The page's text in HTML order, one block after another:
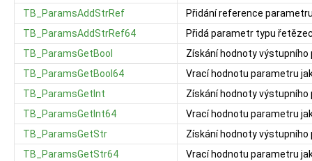
TB_ParamsAddStrRef
Přidání reference
TB_ParamsAddStrRef64
Přidá parametr typu
TB_ParamsGetBool
Získání hodnoty
TB_ParamsGetBool64
Vrací hodnotu parametru
TB_ParamsGetInt
Získání hodnoty
TB_ParamsGetInt64
Vrací hodnotu parametru
TB_ParamsGetStr
Získání hodnoty
TB_ParamsGetStr64
Vrací hodnotu parametru